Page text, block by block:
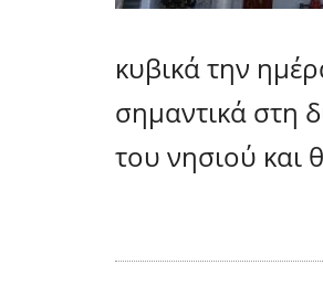
κυβικά την
σημαντικά στη
του νησιού και